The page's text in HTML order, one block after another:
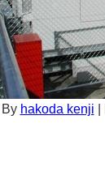
By hakoda kenji